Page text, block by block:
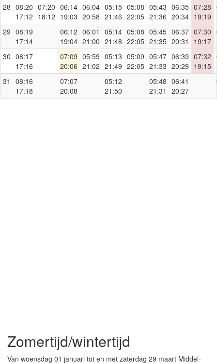
28 08:20
17:12
07:20
18:12
06:14
19:03
06:04
20:58
05:15
21:46
05:08
22:05
05:43
21:36
06:35
20:34
07:28
19:19
29 08:19
17:14
06:12
19:04
06:01
21:00
05:14
21:48
05:08
22:05
05:45
21:35
06:37
20:31
07:30
19:17
30 08:17
17:16
07:09
20:06
05:59
21:02
05:13
21:49
05:09
22:05
05:47
21:33
06:39
20:29
07:32
19:15
31
08:16
17:18
07:07
20:08
05:12
21:50
05:48
21:31
06:41
20:27
Zomertijd/wintertijd
Van woensdag 01 januari tot en met zaterdag 29 maart Middel-